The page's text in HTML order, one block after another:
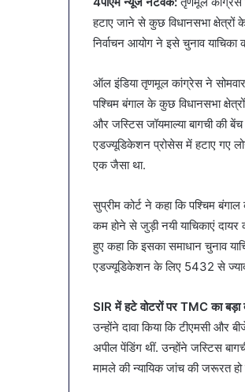
हटाए जाने से कुछ विधानसभा क्षेत्रों
निर्वाचन आयोग ने इसे चुनाव याचिका
ऑल इंडिया तृणमूल कांग्रेस ने सोमवार
पश्चिम बंगाल के कुछ विधानसभा
और जस्टिस जॉयमाल्या बागची की
एडज्यूडिकेशन प्रोसेस में हटाए गए
एक जैसा था.
सुप्रीम कोर्ट ने कहा कि पश्चिम
कम होने से जुड़ी नयी याचिकाएं
हुए कहा कि इसका समाधान चुनाव
एडज्यूडिकेशन के लिए 5432 से
SIR में हटे वोटरों पर TMC का बड़ा
उन्होंने दावा किया कि टीएमसी
अपील पेंडिंग थीं. उन्होंने जस्टिस
मामले की न्यायिक जांच की जरूरत
बैठक, केजरीवाल–मान का बड़ा
में
ये
7